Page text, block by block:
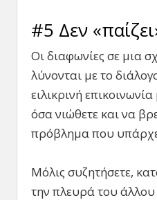
#5 Δεν
Οι διαφωνίες σε μια
λύνονται με το
ειλικρινή
όσα νιώθετε και να
πρόβλημα που
Μόλις συζητήσετε,
την πλευρά του άλλου